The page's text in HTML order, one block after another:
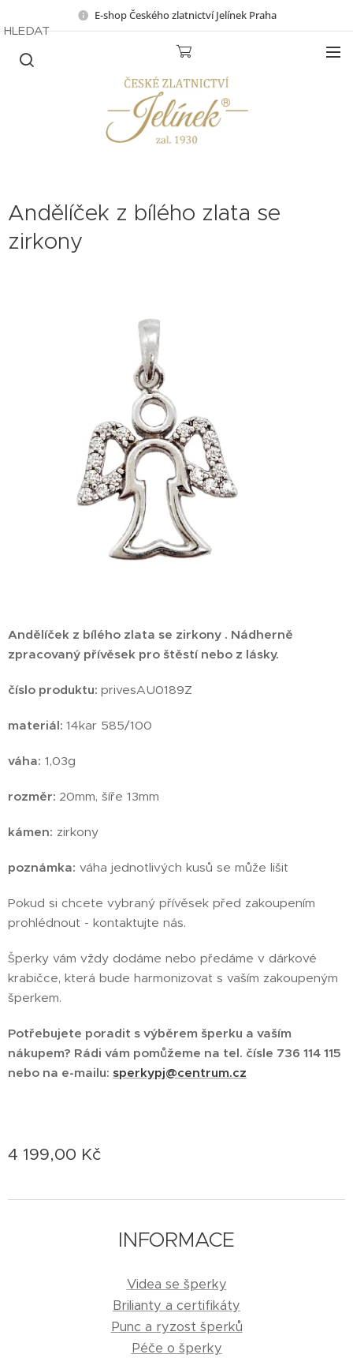
E-shop Českého zlatnictví Jelínek Praha
HLEDAT
Andělíček z bílého zlata se
zirkony
Andělíček z bílého zlata se zirkony . Nádherně
zpracovaný přívěsek pro štěstí nebo z lásky.
číslo produktu: privesAU0189Z
materiál: 14kar 585/100
váha: 1,03g
rozměr: 20mm, šíře 13mm
kámen: zirkony
poznámka: váha jednotlivých kusů se může lišit
Pokud si chcete vybraný přívěsek před zakoupením
prohlédnout - kontaktujte nás.
Šperky vám vždy dodáme nebo předáme v dárkové
krabičce, která bude harmonizovat s vaším zakoupeným
šperkem.
Potřebujete poradit s výběrem šperku a vaším
nákupem? Rádi vám pomůžeme na tel. čísle 736 114 115
nebo na e-mailu: sperkypj@centrum.cz
4 199,00 Kč
INFORMACE
Videa se šperky
Brilianty a certifikáty
Punc a ryzost šperků
Péče o šperky